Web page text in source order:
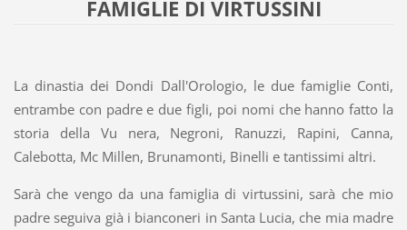
FAMIGLIE DI VIRTUSSINI
La dinastia dei Dondi Dall'Orologio, le due famiglie Conti,
entrambe con padre e due figli, poi nomi che hanno fatto la
storia della Vu nera, Negroni, Ranuzzi, Rapini, Canna,
Calebotta, Mc Millen, Brunamonti, Binelli e tantissimi altri.
Sarà che vengo da una famiglia di virtussini, sarà che mio
padre seguiva già i bianconeri in Santa Lucia, che mia madre